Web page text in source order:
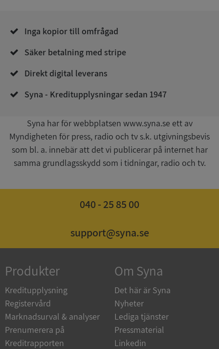
Inga kopior till omfrågad
Säker betalning med stripe
Direkt digital leverans
Syna - Kreditupplysningar sedan 1947
Syna har för webbplatsen www.syna.se ett av
Myndigheten för press, radio och tv s.k. utgivningsbevis
som bl. a. innebär att det vi publicerar på internet har
samma grundlagsskydd som i tidningar, radio och tv.
040 - 25 85 00
support@syna.se
Produkter
Kreditupplysning
Registervård
Marknadsurval & analyser
Prenumerera på
Kreditrapporten
Om Syna
Det här är Syna
Nyheter
Lediga tjänster
Pressmaterial
Linkedin
VISITOR_PRIVACY_METADATA
YouTube
.youtube.com
5 månader
4 veckor
ASP.NET_SessionId
Microsoft
de.syna.se
Corporation
.syna.se
Privacy Policy